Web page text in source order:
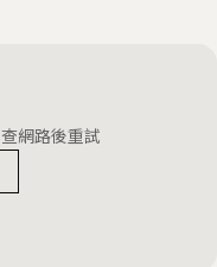
Letter That
China Labor
網路後重試